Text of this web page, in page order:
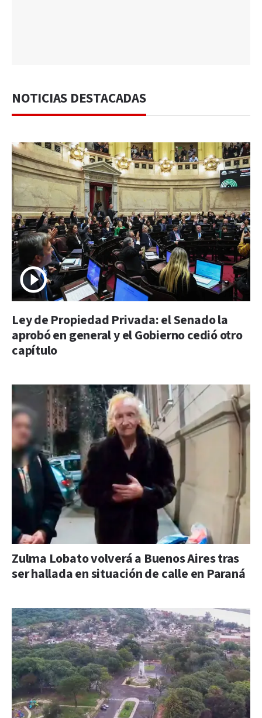
NOTICIAS DESTACADAS
Ley de Propiedad Privada: el Senado la
aprobó en general y el Gobierno cedió otro
capítulo
Zulma Lobato volverá a Buenos Aires tras
ser hallada en situación de calle en Paraná